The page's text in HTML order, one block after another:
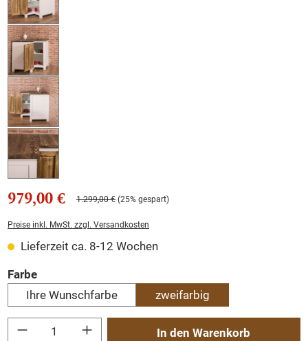
979,00 € 1.299,00 € (25% gespart)
Preise inkl. MwSt. zzgl. Versandkosten
Lieferzeit ca. 8-12 Wochen
Farbeauswählen
Ihre Wunschfarbe
zweifarbig
Produkt Anzahl: Gib den gewünschten Wert ein oder benutze die Schaltflächen
In den Warenkorb